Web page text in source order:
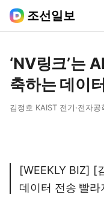
조선일보
‘NV링크’는
축하는 데이
김정호 KAIST 전기·전자공
[WEEKLY BIZ] [
데이터 전송 빨라